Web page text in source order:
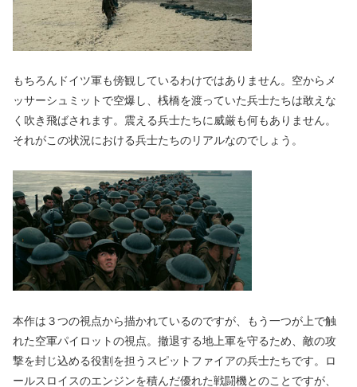
もちろんドイツ軍も傍観しているわけではありません。空からメ
ッサーシュミットで空爆し、桟橋を渡っていた兵士たちは敢えな
く吹き飛ばされます。震える兵士たちに威厳も何もありません。
それがこの状況における兵士たちのリアルなのでしょう。
本作は３つの視点から描かれているのですが、もう一つが上で触
れた空軍パイロットの視点。撤退する地上軍を守るため、敵の攻
撃を封じ込める役割を担うスピットファイアの兵士たちです。ロ
ールスロイスのエンジンを積んだ優れた戦闘機とのことですが、